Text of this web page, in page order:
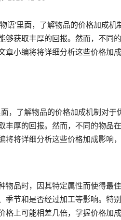
语’里面，了解物品的价格加成
够获取丰厚的回报。然而，不同
章小编将将详细分析这些价格加
面，了解物品的价格加成机制对
丰厚的回报。然而，不同的物品
将将详细分析这些价格加成影响
物品时，因其特定属性而使得最
季节和是否经过加工等影响。特
格上可能相差几倍，掌握价格加